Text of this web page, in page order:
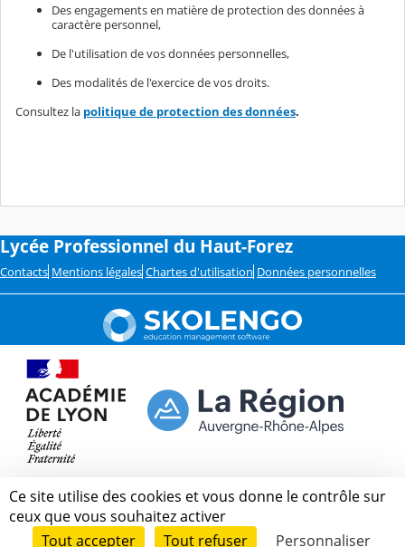
Des engagements en matière de protection des données à
caractère personnel,
De l'utilisation de vos données personnelles,
Des modalités de l'exercice de vos droits.
Consultez la politique de protection des données.
Lycée Professionnel du Haut-Forez
Contacts Mentions légales Chartes d'utilisation Données personnelles
Ce site utilise des cookies et vous donne le contrôle sur
ceux que vous souhaitez activer
Tout accepter
Tout refuser Personnaliser